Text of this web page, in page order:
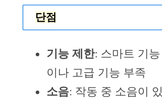
단점
기능 제한: 스마트 기능
이나 고급 기능 부족
소음: 작동 중 소음이 있